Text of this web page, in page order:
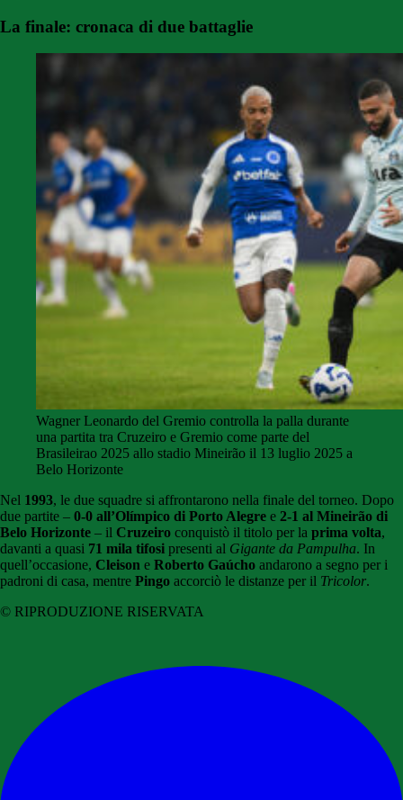
La finale: cronaca di due battaglie
Wagner Leonardo del Gremio controlla la palla durante
una partita tra Cruzeiro e Gremio come parte del
Brasileirao 2025 allo stadio Mineirão il 13 luglio 2025 a
Belo Horizonte
Nel 1993, le due squadre si affrontarono nella finale del torneo. Dopo
due partite – 0-0 all’Olímpico di Porto Alegre e 2-1 al Mineirão di
Belo Horizonte – il Cruzeiro conquistò il titolo per la prima volta,
davanti a quasi 71 mila tifosi presenti al Gigante da Pampulha. In
quell’occasione, Cleison e Roberto Gaúcho andarono a segno per i
padroni di casa, mentre Pingo accorciò le distanze per il Tricolor.
© RIPRODUZIONE RISERVATA